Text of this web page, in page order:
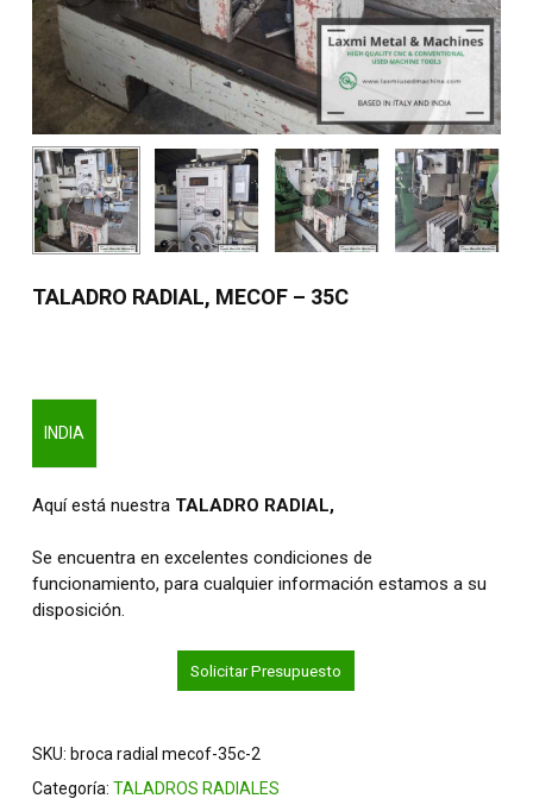
TALADRO RADIAL, MECOF – 35C
INDIA
Aquí está nuestra TALADRO RADIAL,
Se encuentra en excelentes condiciones de
funcionamiento, para cualquier información estamos a su
disposición.
Solicitar Presupuesto
SKU: broca radial mecof-35c-2
Categoría: TALADROS RADIALES